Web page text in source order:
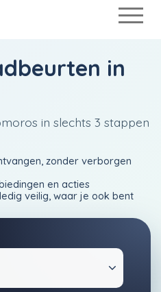
in
in slechts 3 stappen
zonder verborgen
en acties
veilig, waar je ook bent